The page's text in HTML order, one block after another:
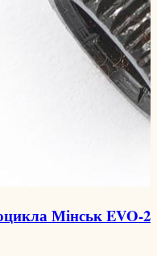
Мінськ EVO-2